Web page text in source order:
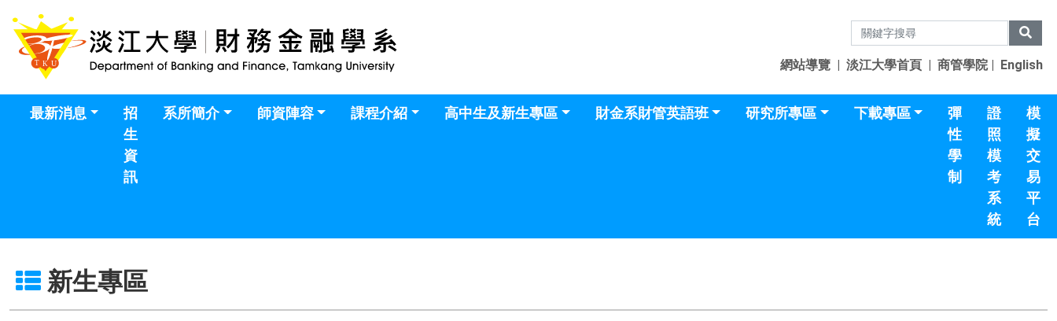
網站導覽 | 淡江大學首頁 | 商管學院| English
最新消息
招
生
資
訊
系所簡介 師資陣容 課程介紹 高中生及新生專區 財金系財管英語班 研究所專區 下載專區
彈
性
學
制
證
照
模
考
系
統
模
擬
交
易
平
台
新生專區